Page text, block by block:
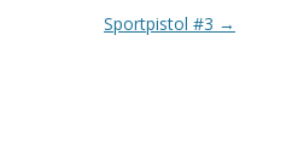
Sportpistol #3 →